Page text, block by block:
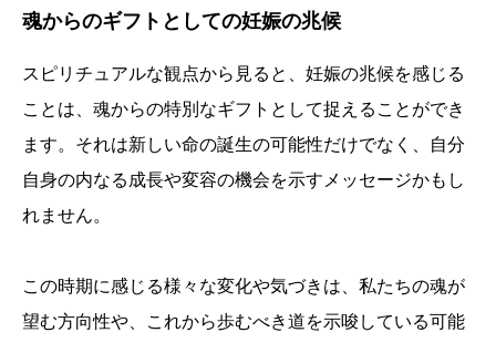
魂からのギフトとしての妊娠の兆候
スピリチュアルな観点から見ると、妊娠の兆候を感じる
ことは、魂からの特別なギフトとして捉えることができ
ます。それは新しい命の誕生の可能性だけでなく、自分
自身の内なる成長や変容の機会を示すメッセージかもし
れません。
この時期に感じる様々な変化や気づきは、私たちの魂が
望む方向性や、これから歩むべき道を示唆している可能